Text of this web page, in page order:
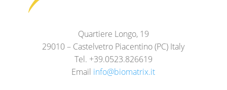
Quartiere Longo, 19
29010 – Castelvetro Piacentino (PC) Italy
Tel. +39.0523.826619
Email info@biomatrix.it